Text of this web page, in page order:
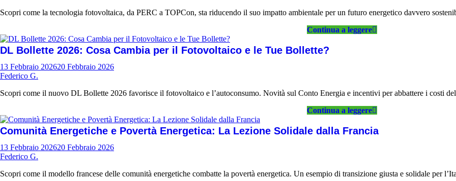
Scopri come la tecnologia fotovoltaica, da PERC a TOPCon, sta riducendo il suo impatto ambientale per un futuro energetico davvero
Continua a leggere
DL Bollette 2026: Cosa Cambia per il Fotovoltaico e le Tue Bollette?
13 Febbraio 202620 Febbraio 2026
Federico G.
Scopri come il nuovo DL Bollette 2026 favorisce il fotovoltaico e l’autoconsumo. Novità sul Conto Energia e incentivi per abbattere i costi
Continua a leggere
Comunità Energetiche e Povertà Energetica: La Lezione Solidale dalla Francia
13 Febbraio 202620 Febbraio 2026
Federico G.
Scopri come il modello francese delle comunità energetiche combatte la povertà energetica. Un esempio di transizione giusta e solidale per